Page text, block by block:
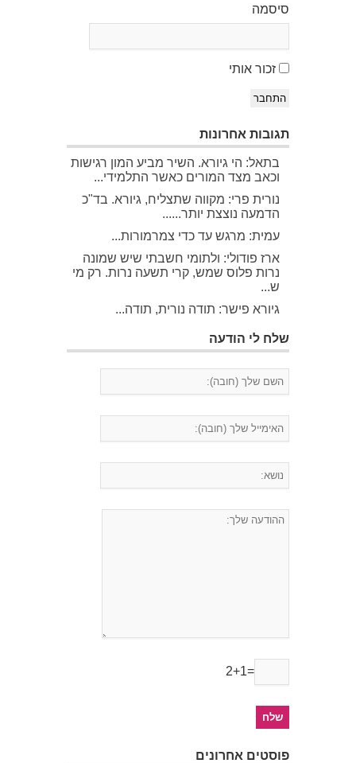
סיסמה
זכור אותי
התחבר
תגובות אחרונות
בתאל: הי גיורא. השיר מביע המון רגישות
וכאב מצד המורים כאשר התלמידי...
נורית פרי: מקווה שתצליח, גיורא. בד"כ
הדמעה נוצצת יותר......
עמית: מרגש עד כדי צמרמורות...
ארז פודולי: ולתומי חשבתי שיש שמונה
נרות פלוס שמש, קרי תשעה נרות. רק מי
ש...
גיורא פישר: תודה נורית, תודה...
שלח לי הודעה
2+1=
פוסטים אחרונים